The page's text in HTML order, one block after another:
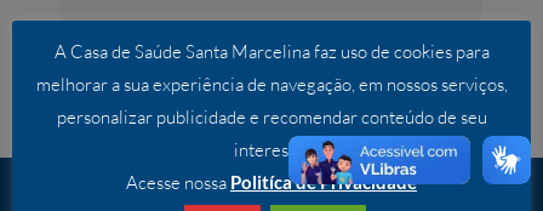
A Casa de Saúde Santa Marcelina faz uso de cookies para
melhorar a sua experiência de navegação, em nossos serviços,
personalizar publicidade e recomendar conteúdo de seu
interesse.
Acesse nossa Politíca de Privacidade